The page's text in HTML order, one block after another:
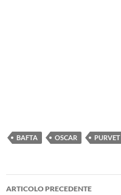
BAFTA OSCAR PURVET
Navigazione
ARTICOLO PRECEDENTE